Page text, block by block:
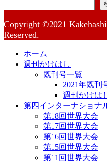
Copyright ©2021
Reserved.
ホーム
週刊かけはし
既刊号一覧
2021年既刊
週刊かけは
第四インターナショナ
第18回世界大会
第17回世界大会
第16回世界大会
第15回世界大会
第11回世界大会